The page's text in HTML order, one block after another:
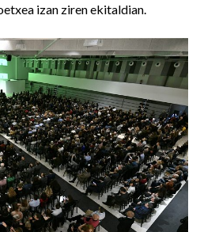
izan ziren ekitaldian.